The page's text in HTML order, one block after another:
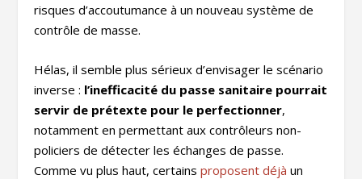
risques d’accoutumance à un nouveau système de
contrôle de masse.
Hélas, il semble plus sérieux d’envisager le scénario
inverse : l’inefficacité du passe sanitaire pourrait
servir de prétexte pour le perfectionner,
notamment en permettant aux contrôleurs non-
policiers de détecter les échanges de passe.
Comme vu plus haut, certainsproposent déjà un